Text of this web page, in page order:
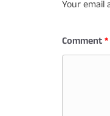
Your email
Comment*